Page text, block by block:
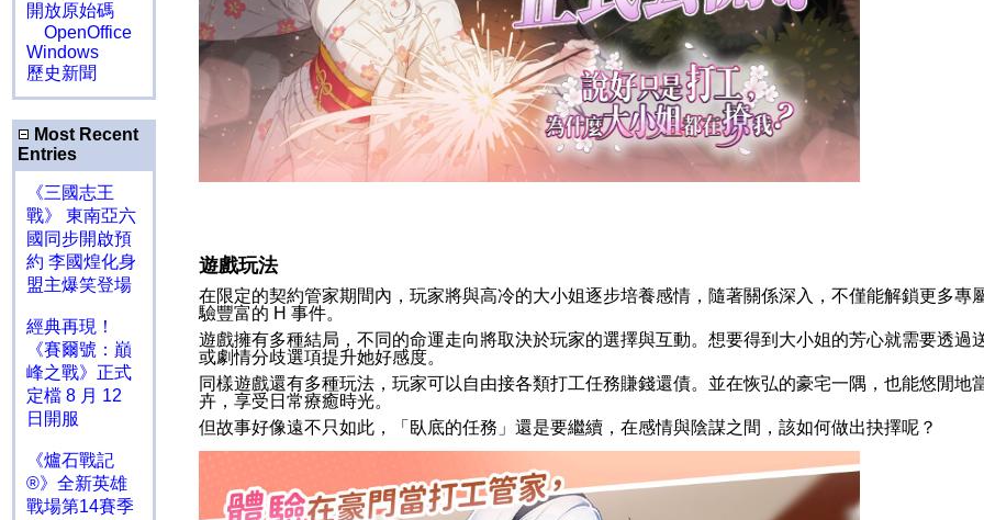
開放原始碼
OpenOffice
Windows
歷史新聞
Most Recent
Entries
《三國志王
戰》 東南亞六
國同步開啟預
約 李國煌化身
盟主爆笑登場
經典再現！
《賽爾號：巔
峰之戰》正式
定檔 8 月 12
日開服
《爐石戰記
®》全新英雄
戰場第14賽季
遊戲玩法
在限定的契約管家期間內，玩家將與高冷的大小姐逐步培養感情，隨著關係深入，不僅能解鎖更多專
驗豐富的 H 事件。
遊戲擁有多種結局，不同的命運走向將取決於玩家的選擇與互動。想要得到大小姐的芳心就需要透過
或劇情分歧選項提升她好感度。
同樣遊戲還有多種玩法，玩家可以自由接各類打工任務賺錢還債。並在恢弘的豪宅一隅，也能悠閒地
卉，享受日常療癒時光。
但故事好像遠不只如此，「臥底的任務」還是要繼續，在感情與陰謀之間，該如何做出抉擇呢？